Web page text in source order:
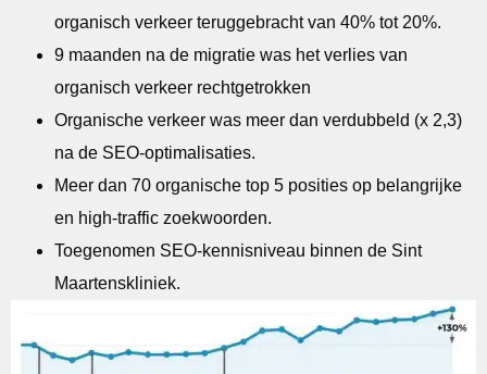
organisch verkeer teruggebracht van 40% tot 20%.
9 maanden na de migratie was het verlies van
organisch verkeer rechtgetrokken
Organische verkeer was meer dan verdubbeld (x 2,3)
na de SEO-optimalisaties.
Meer dan 70 organische top 5 posities op belangrijke
en high-traffic zoekwoorden.
Toegenomen SEO-kennisniveau binnen de Sint
Maartenskliniek.